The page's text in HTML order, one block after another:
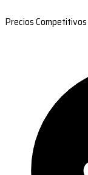
Precios Competitivos